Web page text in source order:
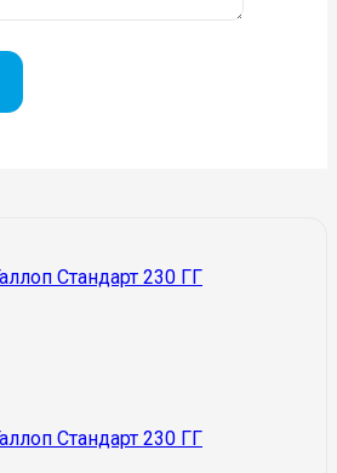
Стандарт 230 ГГ
Стандарт 230 ГГ